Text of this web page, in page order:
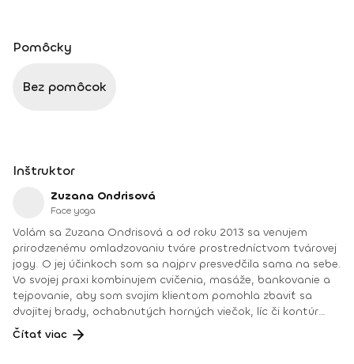
Pomôcky
Bez pomôcok
Inštruktor
Zuzana Ondrisová
Face yoga
Volám sa Zuzana Ondrisová a od roku 2013 sa venujem
prirodzenému omladzovaniu tváre prostredníctvom tvárovej
jogy. O jej účinkoch som sa najprv presvedčila sama na sebe.
Vo svojej praxi kombinujem cvičenia, masáže, bankovanie a
tejpovanie, aby som svojim klientom pomohla zbaviť sa
dvojitej brady, ochabnutých horných viečok, líc či kontúr
tváre, alebo pomohla prinavrátiť cit do ochrnutej časti
tváre. Od roku 2018 školím pod vlastnou značkou Face Yoga
Čítať viac